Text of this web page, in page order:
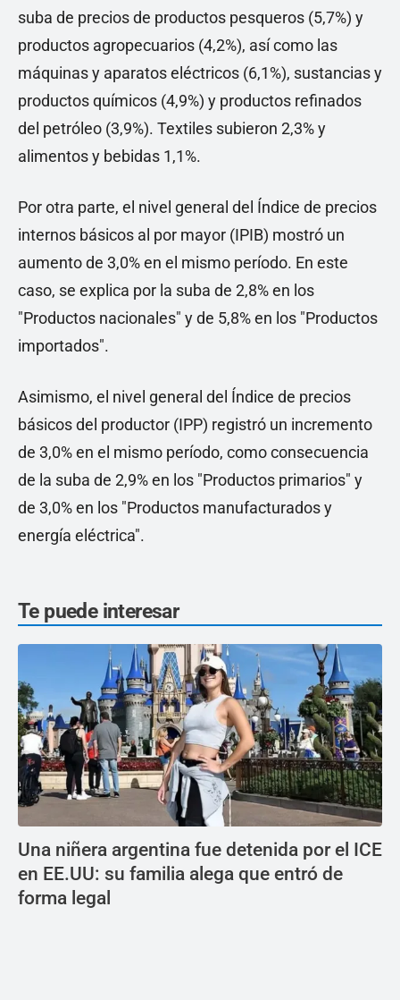
suba de precios de productos pesqueros (5,7%) y
productos agropecuarios (4,2%), así como las
máquinas y aparatos eléctricos (6,1%), sustancias y
productos químicos (4,9%) y productos refinados
del petróleo (3,9%). Textiles subieron 2,3% y
alimentos y bebidas 1,1%.
Por otra parte, el nivel general del Índice de precios
internos básicos al por mayor (IPIB) mostró un
aumento de 3,0% en el mismo período. En este
caso, se explica por la suba de 2,8% en los
"Productos nacionales" y de 5,8% en los "Productos
importados".
Asimismo, el nivel general del Índice de precios
básicos del productor (IPP) registró un incremento
de 3,0% en el mismo período, como consecuencia
de la suba de 2,9% en los "Productos primarios" y
de 3,0% en los "Productos manufacturados y
energía eléctrica".
Te puede interesar
Una niñera argentina fue detenida por el ICE
en EE.UU: su familia alega que entró de
forma legal